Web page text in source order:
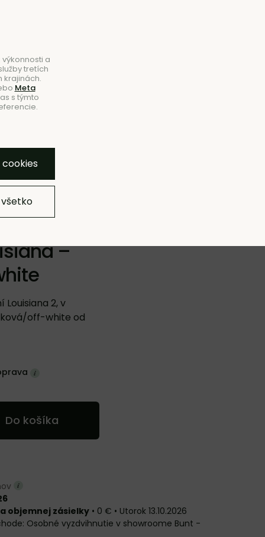
Hľadať
–
Louisiana 2, v
off-white od
Do košíka
objemnej zásielky • 0 € • Utorok 13.10.2026
Osobné vyzdvihnutie v showroome Bunt -
Pridať do zoznamu
a
tretích
krajinách.
Meta
s týmto